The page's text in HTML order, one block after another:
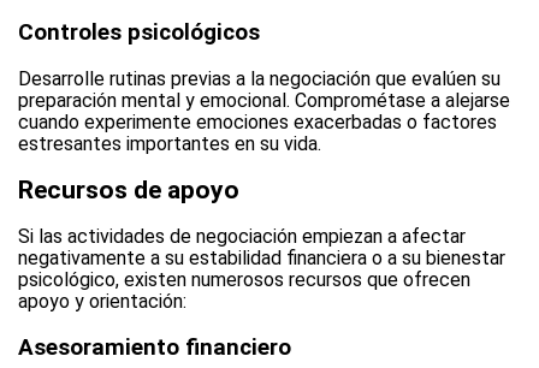
Controles psicológicos
Desarrolle rutinas previas a la negociación que evalúen su
preparación mental y emocional. Comprométase a alejarse
cuando experimente emociones exacerbadas o factores
estresantes importantes en su vida.
Recursos de apoyo
Si las actividades de negociación empiezan a afectar
negativamente a su estabilidad financiera o a su bienestar
psicológico, existen numerosos recursos que ofrecen
apoyo y orientación:
Asesoramiento financiero